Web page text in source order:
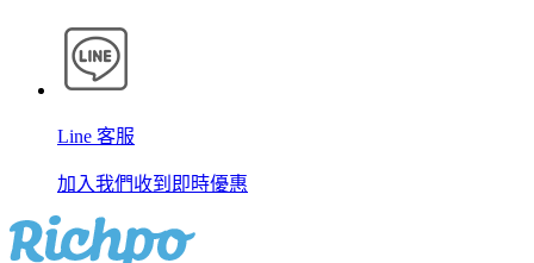
Line 客服
加入我們收到即時優惠